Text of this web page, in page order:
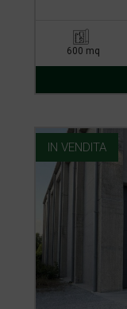
600 mq
IN VENDITA